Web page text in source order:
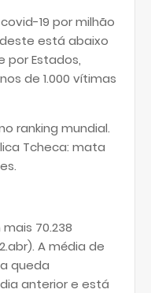
19 por milhão
está abaixo
por Estados,
de 1.000 vítimas
ranking mundial.
Tcheca: mata
70.238
A média de
queda
anterior e está